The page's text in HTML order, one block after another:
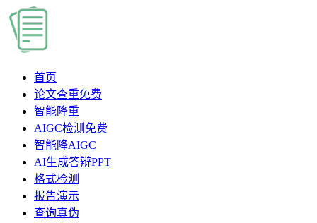
首页
论文查重免费
智能降重
AIGC检测 免费
智能降AIGC
AI生成答辩PPT
格式检测
报告演示
查询真伪